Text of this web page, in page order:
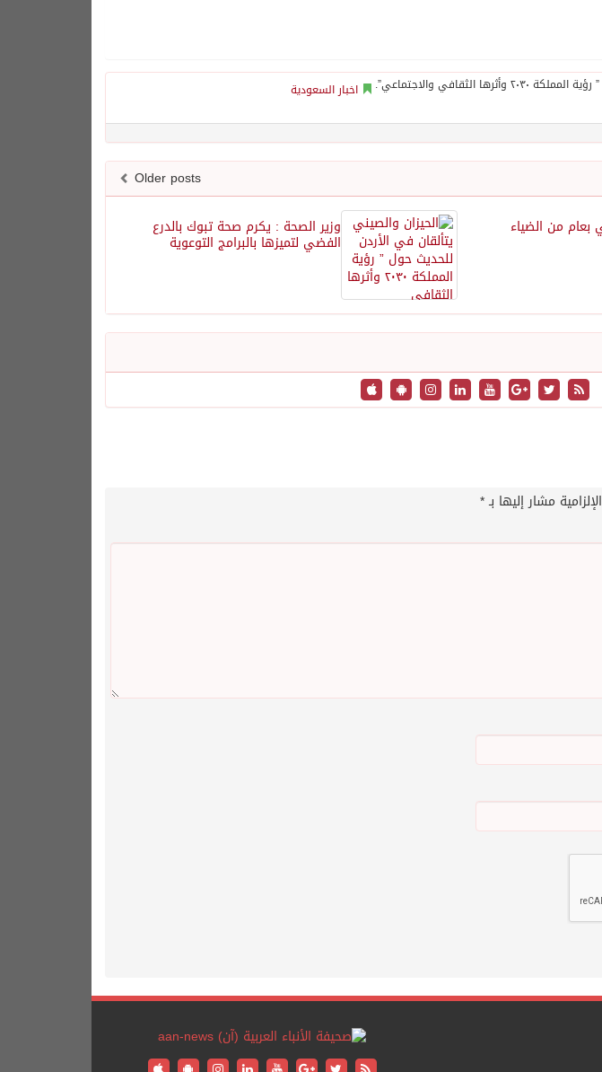
اخبار السعودية
Older posts
وزير الصحة : يكرم صحة تبوك بالدرع
الفضي لتميزها بالبرامج التوعوية
بعام من الضياء
مشار إليها بـ*